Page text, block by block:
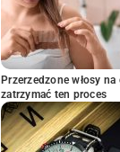
Przerzedzone włosy
zatrzymać ten proces